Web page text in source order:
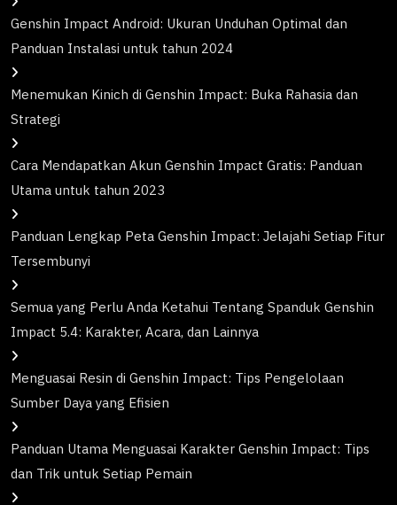
Genshin Impact Android: Ukuran Unduhan Optimal dan
Panduan Instalasi untuk tahun 2024
Menemukan Kinich di Genshin Impact: Buka Rahasia dan
Strategi
Cara Mendapatkan Akun Genshin Impact Gratis: Panduan
Utama untuk tahun 2023
Panduan Lengkap Peta Genshin Impact: Jelajahi Setiap Fitur
Tersembunyi
Semua yang Perlu Anda Ketahui Tentang Spanduk Genshin
Impact 5.4: Karakter, Acara, dan Lainnya
Menguasai Resin di Genshin Impact: Tips Pengelolaan
Sumber Daya yang Efisien
Panduan Utama Menguasai Karakter Genshin Impact: Tips
dan Trik untuk Setiap Pemain